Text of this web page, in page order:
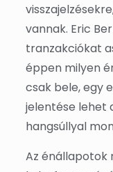
vannak. Eric
tranzakciókat
éppen milyen
csak bele, egy
jelentése lehet
hangsúllyal
Az énállapotok